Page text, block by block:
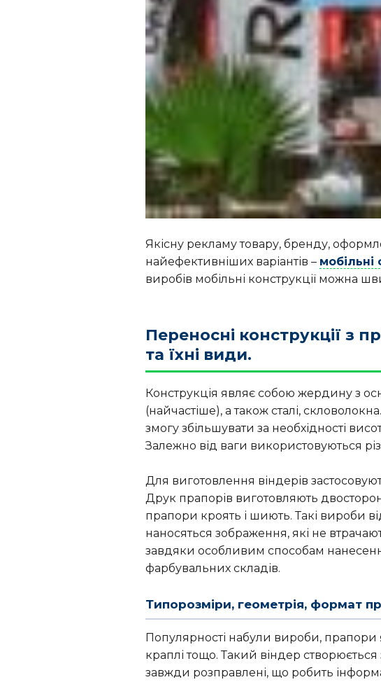
Якісну рекламу товару, бренду,
найефективніших варіантів –
виробів мобільні конструкції можна
Переносні конструкції з
та їхні види.
Конструкція являє собою жердину з
(найчастіше), а також сталі,
змогу збільшувати за необхідності
Залежно від ваги використовуються
Для виготовлення віндерів
Друк прапорів виготовляють
прапори кроять і шиють. Такі вироби
наносяться зображення, які не
завдяки особливим способам
фарбувальних складів.
Типорозміри, геометрія, формат
Популярності набули вироби, прапори
краплі тощо. Такий віндер
завжди розправлені, що робить